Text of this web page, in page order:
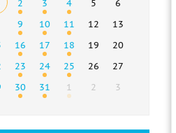
2 3 4 5
6
9 10 11 12
13
16 17 18 19
20
23 24 25 26
27
30 31 1 2 3